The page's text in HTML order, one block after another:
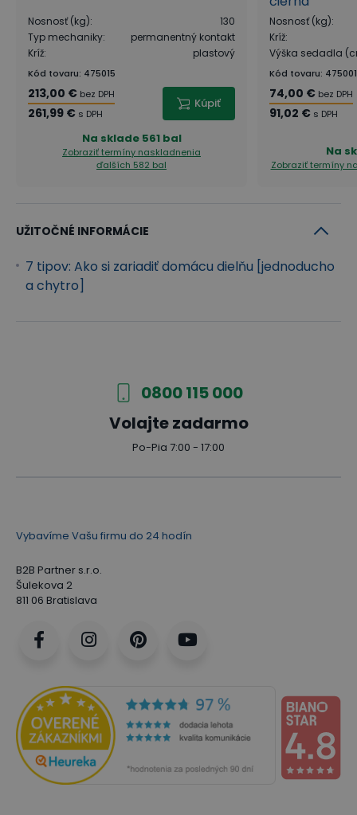
Nosnosť (kg):
130
Typ mechaniky:
permanentný kontakt
Kríž: plastový
Kód tovaru: 475015
213,00 € bez DPH
261,99 € s DPH
Kúpiť
Na sklade 561 bal
Zobraziť termíny naskladnenia
ďalších 582 bal
Nosnosť (kg):
Kríž:
Výška sedadla
Kód tovaru: 475001
74,00 € bez DPH
91,02 € s DPH
Na
Zobraziť termíny
UŽITOČNÉ INFORMÁCIE
7 tipov: Ako si zariadiť domácu dielňu [jednoducho
a chytro]
0800 115 000
Volajte zadarmo
Po-Pia 7:00 - 17:00
Vybavíme Vašu firmu do 24 hodín
B2B Partner s.r.o.
Šulekova 2
811 06 Bratislava